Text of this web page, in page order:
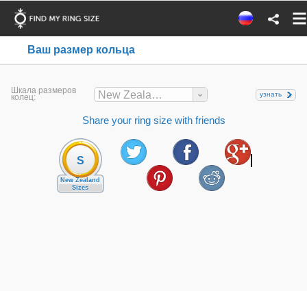
Ваш размер кольца
Шкала размеров
колец: New Zealand узнать
Share your ring size with friends
S
New Zealand
Sizes